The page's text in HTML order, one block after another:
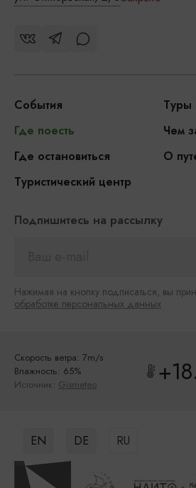
События
Туры
Где поесть
Чем
Где остановиться
О
Туристический центр
Подпишитесь на рассылку
Нажимая на кнопку подписаться, вы
обработке персональных данных
Скорость ветра: 7m/s
Влажность: 65%
Источник: Gismeteo
EN DE RU